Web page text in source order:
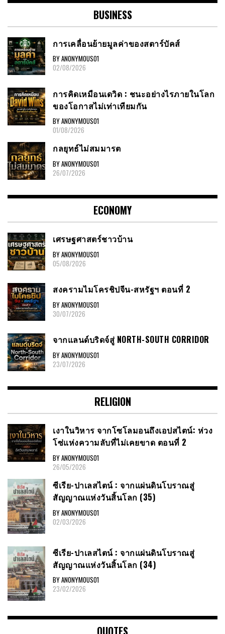
BUSINESS
การเคลื่อนย้ายมูลค่าของสตาร์บัคส์
BY ANONYMOUS01
02/08/2026
การคิดเหมือนเดวิด : ชนะอย่างไรภายในโลก
ของโอกาสไม่เท่าเทียมกัน
BY ANONYMOUS01
01/08/2026
กลยุทธ์ไม่สมมารต
BY ANONYMOUS01
26/07/2026
ECONOMY
เศรษฐศาสตร์ชาวบ้าน
BY ANONYMOUS01
05/08/2026
สงครามไมโครชิปจีน-สหรัฐฯ ตอนที่ 2
BY ANONYMOUS01
30/07/2026
จากแลนด์บริดจ์สู่ NORTH-SOUTH CORRIDOR
BY ANONYMOUS01
23/07/2026
RELIGION
เงาในวิหาร จากโซโลมอนถึงเอปสไตน์: ห่วง
โซ่แห่งความลับที่ไม่เคยขาด ตอนที่ 2
BY ANONYMOUS01
26/05/2026
ซีเรีย​-ปาเลสไตน์​ : จากแผ่นดินโบราณสู่
สัญญาณ​แห่งวันสิ้นโลก​ (35)
BY ANONYMOUS01
02/03/2026
ซีเรีย​-ปาเลสไตน์​ : จากแผ่นดินโบราณสู่
สัญญาณ​แห่งวันสิ้นโลก​ (34)
BY ANONYMOUS01
23/02/2026